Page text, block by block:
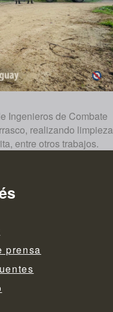
Ingenieros de Combate
realizando limpieza
entre otros trabajos.
prensa